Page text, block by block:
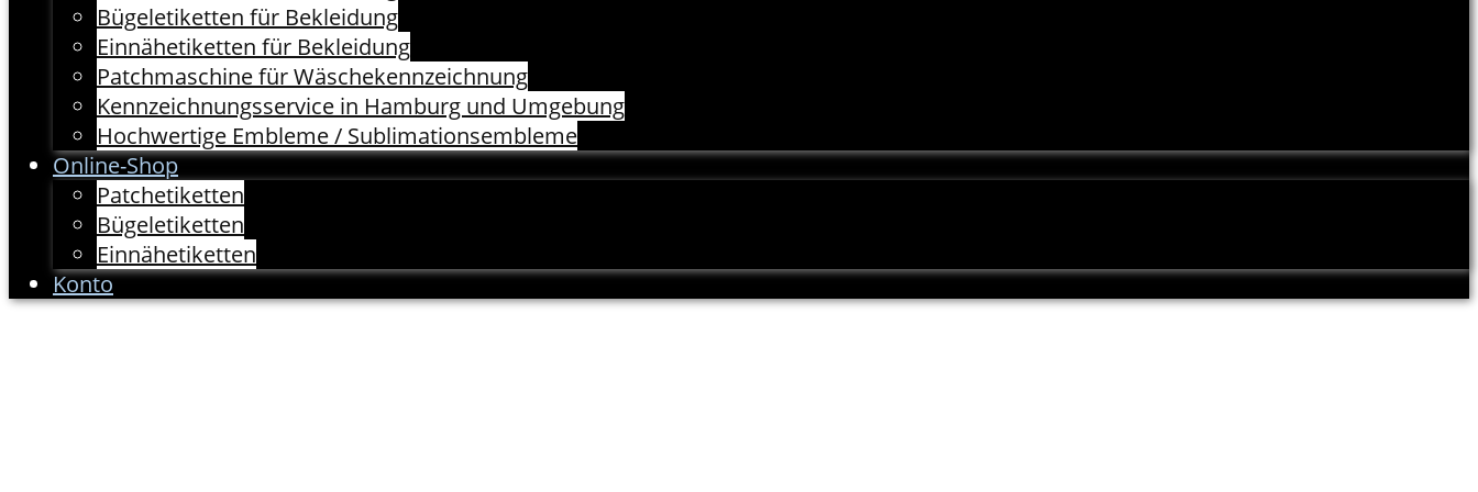
Bügeletiketten für Bekleidung
Einnähetiketten für Bekleidung
Patchmaschine für Wäschekennzeichnung
Kennzeichnungsservice in Hamburg und Umgebung
Hochwertige Embleme / Sublimationsembleme
Online-Shop
Patchetiketten
Bügeletiketten
Einnähetiketten
Konto